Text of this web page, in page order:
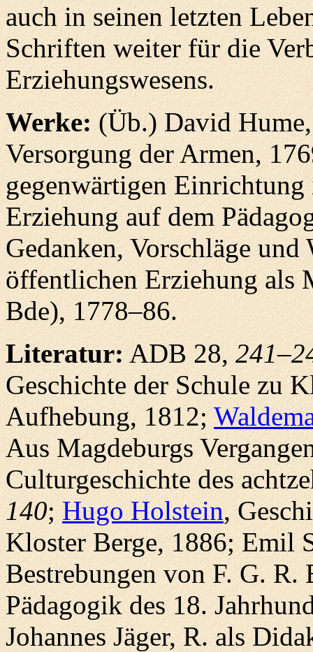
auch in seinen letzten
Schriften weiter für die
Erziehungswesens.
Werke:(Üb.) David
Versorgung der Armen,
gegenwärtigen
Erziehung auf dem
Gedanken, Vorschläge und
öffentlichen Erziehung als
Bde), 1778–86.
Literatur:ADB 28,
Geschichte der Schule zu
Aufhebung, 1812;
Aus Magdeburgs
Culturgeschichte des
140;Hugo Holstein,
Kloster Berge, 1886; Emil
Bestrebungen von F. G.
Pädagogik des 18.
Johannes Jäger, R. als